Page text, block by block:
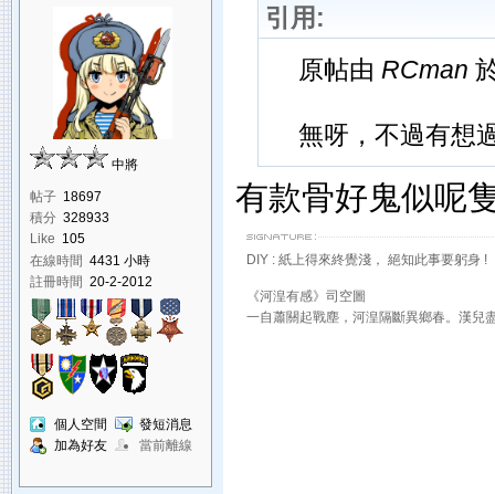
中將
帖子 18697
積分 328933
Like 105
在線時間 4431 小時
註冊時間 20-2-2012
個人空間
發短消息
加為好友
當前離線
引用:
原帖由 RCman
無呀，不過有想
有款骨好鬼似呢
DIY : 紙上得來終覺淺， 絕知此事要躬身 !
《河湟有感》司空圖
一自蕭關起戰塵，河湟隔斷異鄉春。漢兒